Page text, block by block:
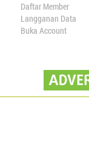
Daftar Member
Langganan Data
Buka Account